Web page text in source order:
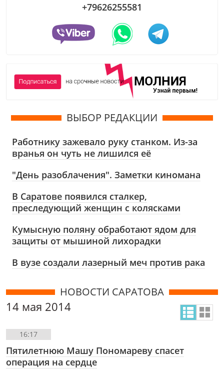
+79626255581
ВЫБОР РЕДАКЦИИ
Работнику зажевало руку станком. Из-за
вранья он чуть не лишился её
"День разоблачения". Заметки киномана
В Саратове появился сталкер,
преследующий женщин с колясками
Кумысную поляну обработают ядом для
защиты от мышиной лихорадки
В вузе создали лазерный меч против рака
НОВОСТИ САРАТОВА
14 мая 2014
16:17
Пятилетнюю Машу Пономареву спасет
операция на сердце